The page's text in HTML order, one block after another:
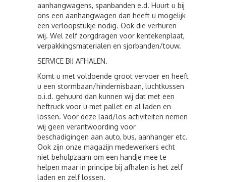
aanhangwagens, spanbanden e.d. Huurt u bij
ons een aanhangwagen dan heeft u mogelijk
een verloopstukje nodig. Ook die verhuren
wij. Wel zelf zorgdragen voor kentekenplaat,
verpakkingsmaterialen en sjorbanden/touw.
SERVICE BIJ AFHALEN.
Komt u met voldoende groot vervoer en heeft
u een stormbaan/hindernisbaan, luchtkussen
o.i.d. gehuurd dan kunnen wij dat met een
heftruck voor u met pallet en al laden en
lossen. Voor deze laad/los activiteiten nemen
wij geen verantwoording voor
beschadigingen aan auto, bus, aanhanger etc.
Ook zijn onze magazijn medewerkers echt
niet behulpzaam om een handje mee te
helpen maar in principe bij afhalen is het zelf
laden en zelf lossen.